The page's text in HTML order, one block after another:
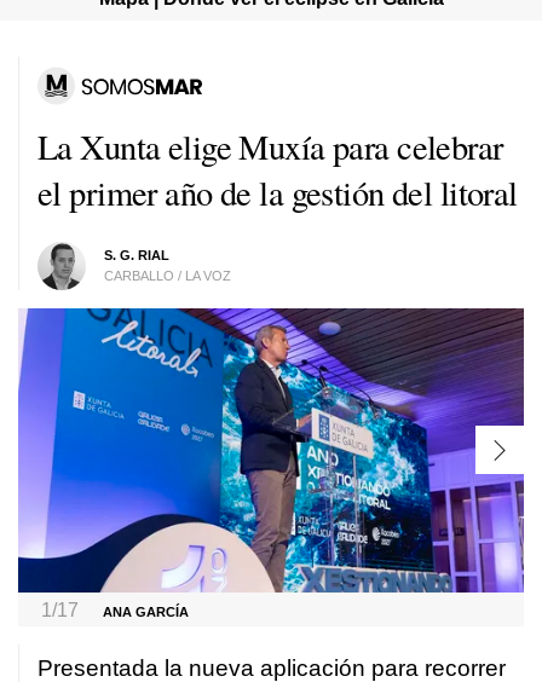
La Xunta elige Muxía para celebrar
el primer año de la gestión del litoral
S. G. RIAL
CARBALLO / LA VOZ
1/17 ANA GARCÍA
Presentada la nueva aplicación para recorrer